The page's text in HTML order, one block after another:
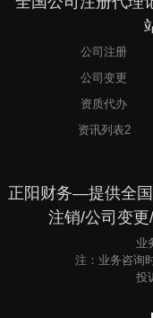
公司注册
公司变更
资质代办
资讯列表2
正阳财务—提供全
注销/公司变
业
注：业务咨询
投